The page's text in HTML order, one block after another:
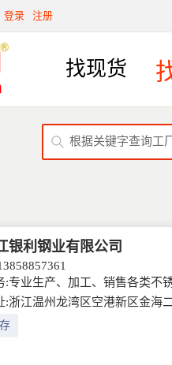
登录 注册
找现货
银利钢业有限公司
:专业生产、加工、销售各类不
:浙江温州龙湾区空港新区金海